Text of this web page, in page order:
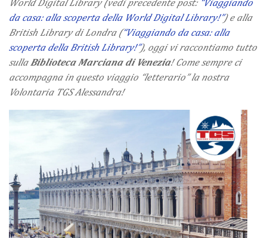
World Digital Library (vedi precedente post: “Viaggiando
da casa: alla scoperta della World Digital Library!”) e alla
British Library di Londra (“Viaggiando da casa: alla
scoperta della British Library!”), oggi vi raccontiamo tutto
sullaBiblioteca Marciana di Venezia! Come sempre ci
accompagna in questo viaggio “letterario” la nostra
Volontaria TGS Alessandra!